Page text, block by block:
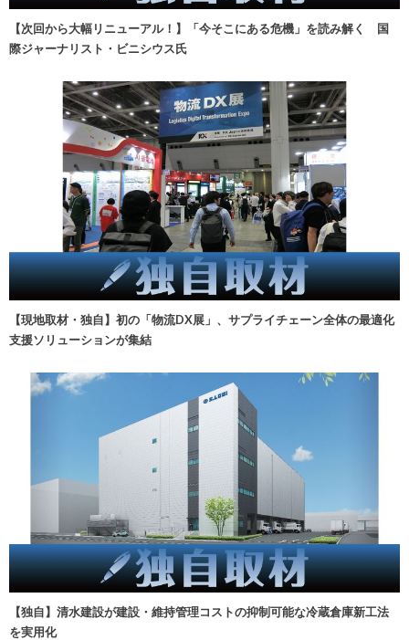
【次回から大幅リニューアル！】「今そこにある危機」を読み解く 国
際ジャーナリスト・ビニシウス氏
【現地取材・独自】初の「物流DX展」、サプライチェーン全体の最適化
支援ソリューションが集結
【独自】清水建設が建設・維持管理コストの抑制可能な冷蔵倉庫新工法
を実用化